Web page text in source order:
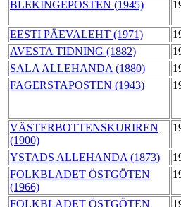
BLEKINGEPOSTEN (1945)
EESTI PÄEVALEHT (1971)
AVESTA TIDNING (1882)
SALA ALLEHANDA (1880)
FAGERSTAPOSTEN (1943)
VÄSTERBOTTENSKURIREN
(1900)
YSTADS ALLEHANDA (1873)
FOLKBLADET ÖSTGÖTEN
(1966)
FOLKBLADET ÖSTGÖTEN